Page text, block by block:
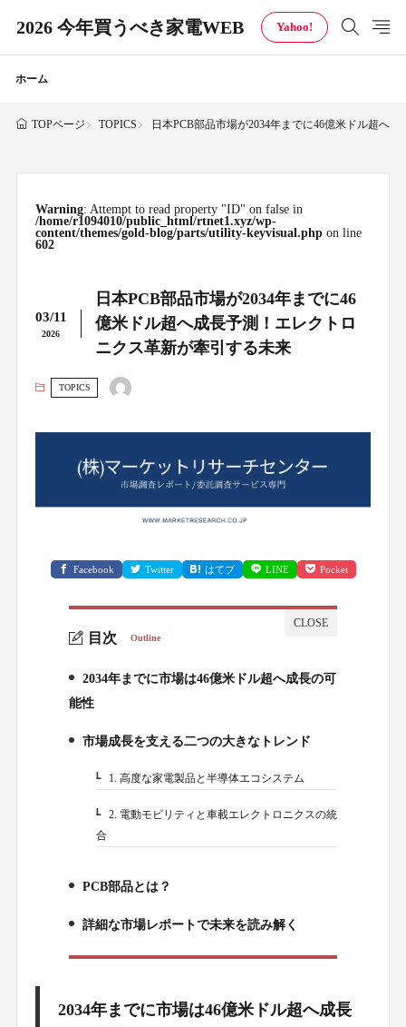
2026 今年買うべき家電WEB Yahoo!
ホーム
TOPページ TOPICS 日本PCB部品市場が2034年までに46億米ドル超へ
Warning: Attempt to read property "ID" on false in
/home/r1094010/public_html/rtnet1.xyz/wp-
content/themes/gold-blog/parts/utility-keyvisual.phpon line
602
03/11
2026
日本PCB部品市場が2034年までに46
億米ドル超へ成長予測！エレクトロ
ニクス革新が牽引する未来
TOPICS
Facebook Twitter はてブ LINE Pocket
目次 Outline
1.
2034年までに市場は46億米ドル超へ成長の可
能性
市場成長を支える二つの大きなトレンド
2-1.1. 高度な家電製品と半導体エコシステム
2-2.2. 電動モビリティと車載エレクトロニクスの統
合
3.
PCB部品とは？
4.
詳細な市場レポートで未来を読み解く
2034年までに市場は46億米ドル超へ成長